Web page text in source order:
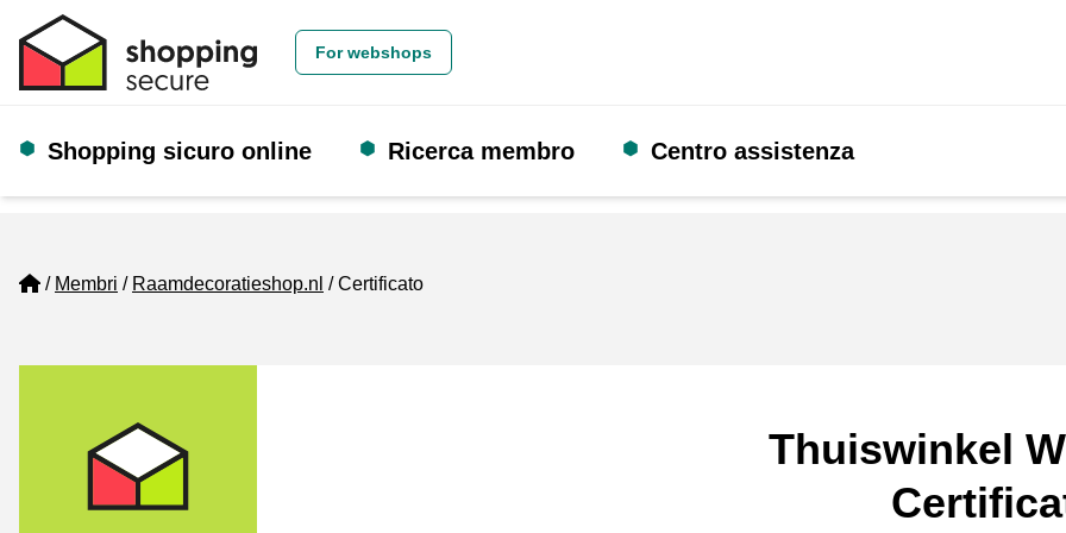
For webshops
Shopping sicuro online Ricerca membro Centro assistenza
Home
Membri Raamdecoratieshop.nl Certificato
Thuiswinkel